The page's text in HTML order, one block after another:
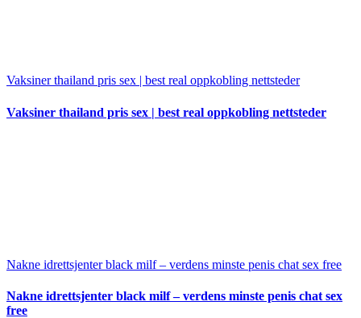
Vaksiner thailand pris sex | best real oppkobling nettsteder
Vaksiner thailand pris sex | best real oppkobling nettsteder
Nakne idrettsjenter black milf – verdens minste penis chat sex free
Nakne idrettsjenter black milf – verdens minste penis chat sex
free